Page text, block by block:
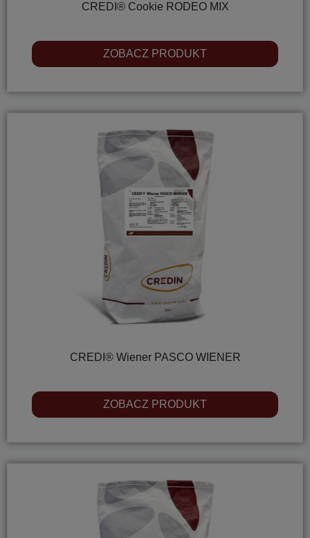
CREDI® Cookie RODEO MIX
ZOBACZ PRODUKT
CREDI® Wiener PASCO WIENER
ZOBACZ PRODUKT